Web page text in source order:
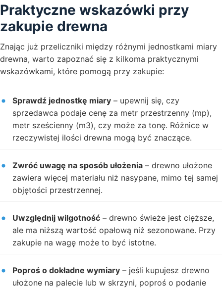
Praktyczne wskazówki przy
zakupie drewna
Znając już przeliczniki między różnymi jednostkami miary
drewna, warto zapoznać się z kilkoma praktycznymi
wskazówkami, które pomogą przy zakupie:
Sprawdź jednostkę miary – upewnij się, czy
sprzedawca podaje cenę za metr przestrzenny (mp),
metr sześcienny (m3), czy może za tonę. Różnice w
rzeczywistej ilości drewna mogą być znaczące.
Zwróć uwagę na sposób ułożenia – drewno ułożone
zawiera więcej materiału niż nasypane, mimo tej samej
objętości przestrzennej.
Uwzględnij wilgotność – drewno świeże jest cięższe,
ale ma niższą wartość opałową niż sezonowane. Przy
zakupie na wagę może to być istotne.
Poproś o dokładne wymiary – jeśli kupujesz drewno
ułożone na palecie lub w skrzyni, poproś o podanie